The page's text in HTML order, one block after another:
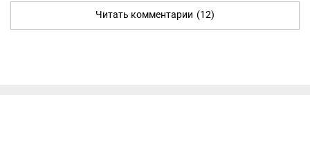
Читать комментарии (12)